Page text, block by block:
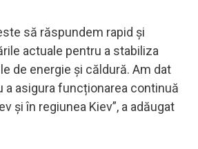
să răspundem rapid și
actuale pentru a stabiliza
de energie și căldură. Am dat
a asigura funcționarea continuă
și în regiunea Kiev”, a adăugat